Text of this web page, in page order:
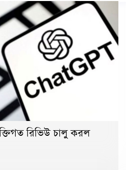
রিভিউ চালু করল